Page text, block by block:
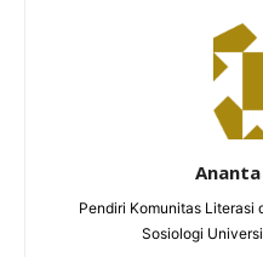
Pendiri Komunitas Literasi
Sosiologi